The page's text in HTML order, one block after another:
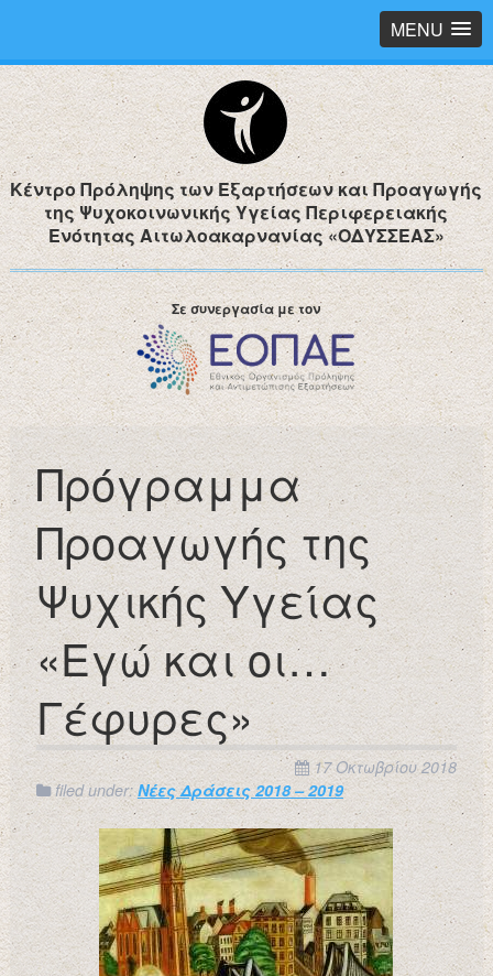
MENU
Κέντρο Πρόληψης των Εξαρτήσεων και Προαγωγής
της Ψυχοκοινωνικής Υγείας Περιφερειακής
Ενότητας Αιτωλοακαρνανίας «ΟΔΥΣΣΕΑΣ»
Σε συνεργασία με τον
Πρόγραμμα
Προαγωγής της
Ψυχικής Υγείας
«Εγώ και οι…
Γέφυρες»
17 Οκτωβρίου 2018
filed under:Νέες Δράσεις 2018 – 2019